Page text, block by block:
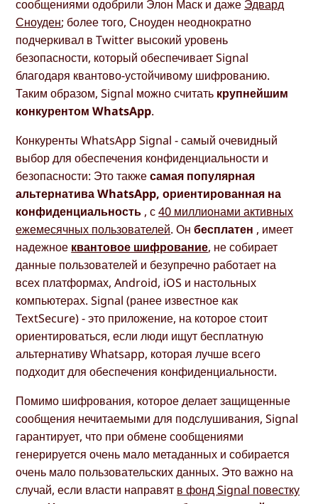
сообщениями одобрили Элон Маск и даже Эдвард
Сноуден; более того, Сноуден неоднократно
подчеркивал в Twitter высокий уровень
безопасности, который обеспечивает Signal
благодаря квантово-устойчивому шифрованию.
Таким образом, Signal можно считать крупнейшим
конкурентом WhatsApp.
Конкуренты WhatsApp Signal - самый очевидный
выбор для обеспечения конфиденциальности и
безопасности: Это такжесамая популярная
альтернатива WhatsApp, ориентированная на
конфиденциальность , с40 миллионами активных
ежемесячных пользователей. Онбесплатен , имеет
надежное квантовое шифрование, не собирает
данные пользователей и безупречно работает на
всех платформах, Android, iOS и настольных
компьютерах. Signal (ранее известное как
TextSecure) - это приложение, на которое стоит
ориентироваться, если люди ищут бесплатную
альтернативу Whatsapp, которая лучше всего
подходит для обеспечения конфиденциальности.
Помимо шифрования, которое делает защищенные
сообщения нечитаемыми для подслушивания, Signal
гарантирует, что при обмене сообщениями
генерируется очень мало метаданных и собирается
очень мало пользовательских данных. Это важно на
случай, если власти направят в фонд Signal повестку